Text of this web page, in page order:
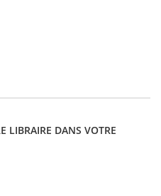
LIBRAIRE DANS VOTRE